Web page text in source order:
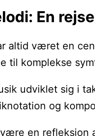
En
altid været en
til komplekse
udviklet sig i
og
en refleksion